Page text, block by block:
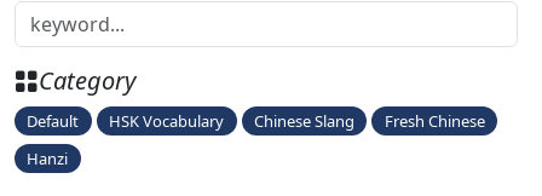
Category
Default HSK Vocabulary Chinese Slang
Fresh Chinese
Hanzi